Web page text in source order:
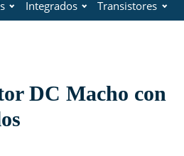
Integrados Transistores
DC Macho con